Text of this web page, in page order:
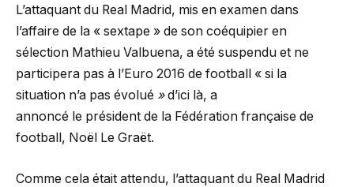
L’attaquant du Real Madrid, mis en examen dans
l’affaire de la « sextape » de son coéquipier en
sélection Mathieu Valbuena, a été suspendu et ne
participera pas à l’Euro 2016 de football « si la
situation n’a pas évolué »d’ici là, a
annoncé le président de la Fédération française de
football, Noël Le Graët.
Comme cela était attendu, l’attaquant du Real Madrid